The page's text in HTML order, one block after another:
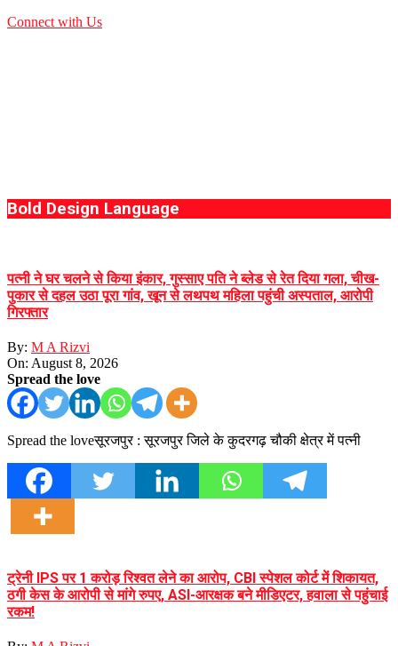
Connect with Us
Bold Design Language
पत्नी ने घर चलने से किया इंकार, गुस्साए पति ने ब्लेड से रेत दिया गला, चीख-
पुकार से दहल उठा पूरा गांव, खून से लथपथ महिला पहुंची अस्पताल, आरोपी
गिरफ्तार
By: M A Rizvi
On: August 8, 2026
Spread the love
Spread the loveसूरजपुर : सूरजपुर जिले के कुदरगढ़ चौकी क्षेत्र में पत्नी
ट्रेनी IPS पर 1 करोड़ रिश्वत लेने का आरोप, CBI स्पेशल कोर्ट में शिकायत,
ठगी केस के आरोपी से मांगे रुपए, ASI-आरक्षक बने मीडिएटर, हवाला से पहुंचाई
रकम!